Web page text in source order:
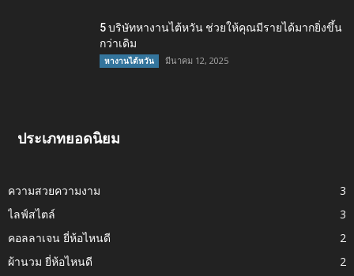
5 บริษัทหางานไต้หวัน ช่วยให้คุณมีรายได้มากยิ่งขึ้น
กว่าเดิม
หางานไต้หวัน มีนาคม 12, 2025
ประเภทยอดนิยม
ความสวยความงาม
3
ไลฟ์สไตล์
3
คอลลาเจน ยี่ห้อไหนดี
2
ผ้านวม ยี่ห้อไหนดี
2